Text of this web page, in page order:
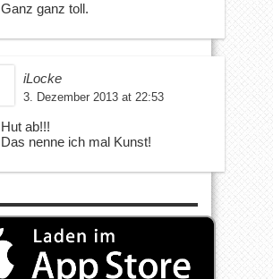
Ganz ganz toll.
iLocke
3. Dezember 2013 at 22:53
Hut ab!!!
Das nenne ich mal Kunst!